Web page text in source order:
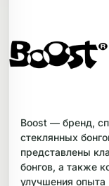
бонги
бонги
Boost — бренд,
стеклянных
представлены
бонгов, а также
улучшения опыта